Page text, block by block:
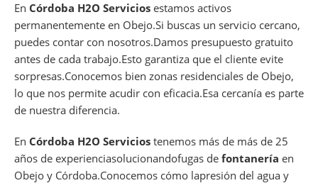
En Córdoba H2O Servicios estamos activos
permanentemente en Obejo.Si buscas un servicio cercano,
puedes contar con nosotros.Damos presupuesto gratuito
antes de cada trabajo.Esto garantiza que el cliente evite
sorpresas.Conocemos bien zonas residenciales de Obejo,
lo que nos permite acudir con eficacia.Esa cercanía es parte
de nuestra diferencia.
En Córdoba H2O Servicios tenemos más de más de 25
años de experienciasolucionandofugas de fontanería en
Obejo y Córdoba.Conocemos cómo lapresión del agua y